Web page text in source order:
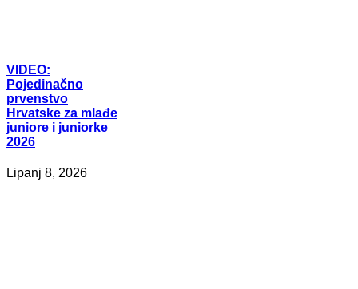
VIDEO:
Pojedinačno
prvenstvo
Hrvatske za mlađe
juniore i juniorke
2026
Lipanj 8, 2026